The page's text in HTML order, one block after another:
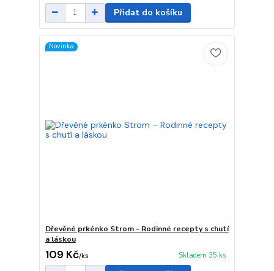
Přidat do košíku
Novinka
Dřevěné prkénko Strom – Rodinné recepty s chutí
a láskou
109 Kč/ks Skladem 35 ks